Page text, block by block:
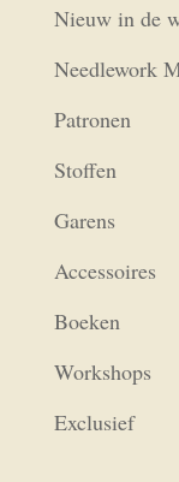
Nieuw in de
Needlework
Patronen
Stoffen
Garens
Accessoires
Boeken
Workshops
Exclusief